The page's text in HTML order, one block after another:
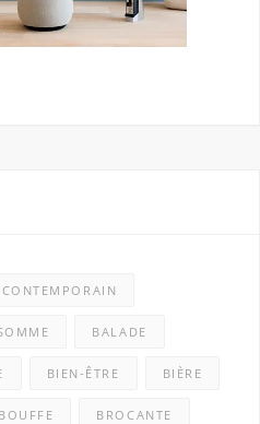
BALADE
BIEN-ÊTRE BIÈRE
BOUFFE BROCANTE